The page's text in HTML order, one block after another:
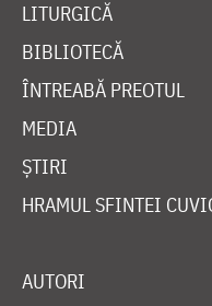
LITURGICĂ
BIBLIOTECĂ
ÎNTREABĂ PREOTUL
MEDIA
ȘTIRI
HRAMUL SFINTEI
AUTORI